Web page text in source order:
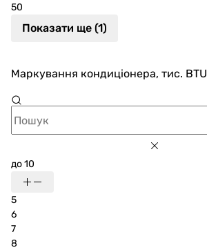
50
Показати ще (1)
Маркування кондиціонера, тис. BTU
до 10
5
6
7
8